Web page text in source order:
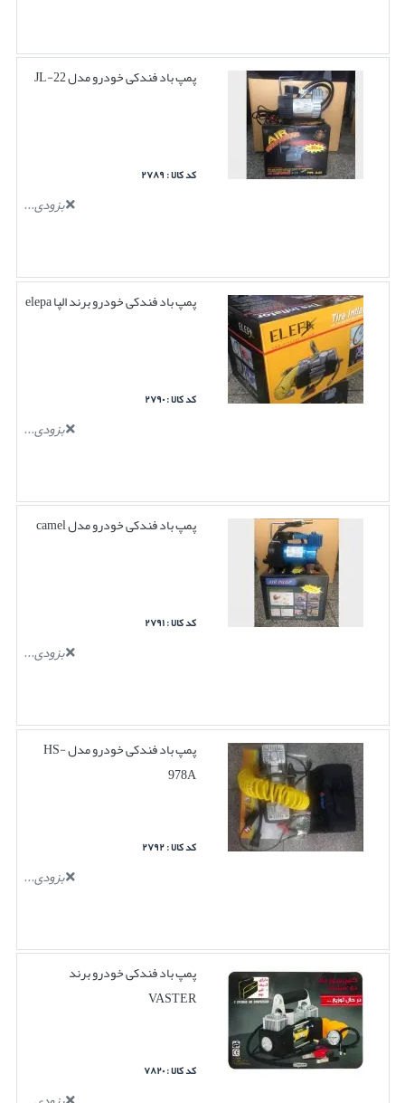
پمپ باد فندکی خودرو مدل JL-22
کد کالا : ۲۷۸۹
بزودی...
پمپ باد فندکی خودرو برند الپا elepa
کد کالا : ۲۷۹۰
بزودی...
پمپ باد فندکی خودرو مدل camel
کد کالا : ۲۷۹۱
بزودی...
پمپ باد فندکی خودرو مدل HS-
978A
کد کالا : ۲۷۹۲
بزودی...
پمپ باد فندکی خودرو برند
VASTER
کد کالا : ۷۸۲۰